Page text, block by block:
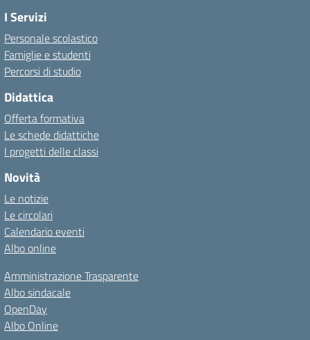
I Servizi
Personale scolastico
Famiglie e studenti
Percorsi di studio
Didattica
Offerta formativa
Le schede didattiche
I progetti delle classi
Novità
Le notizie
Le circolari
Calendario eventi
Albo online
Amministrazione Trasparente
Albo sindacale
OpenDay
Albo Online